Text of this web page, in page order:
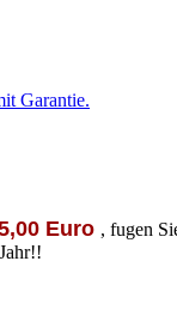
Garantie.
Euro , fugen